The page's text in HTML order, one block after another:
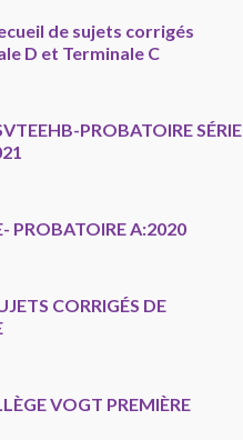
de sujets corrigés
D et Terminale C
PROBATOIRE SÉRIE
PROBATOIRE A:2020
CORRIGÉS DE
VOGT PREMIÈRE